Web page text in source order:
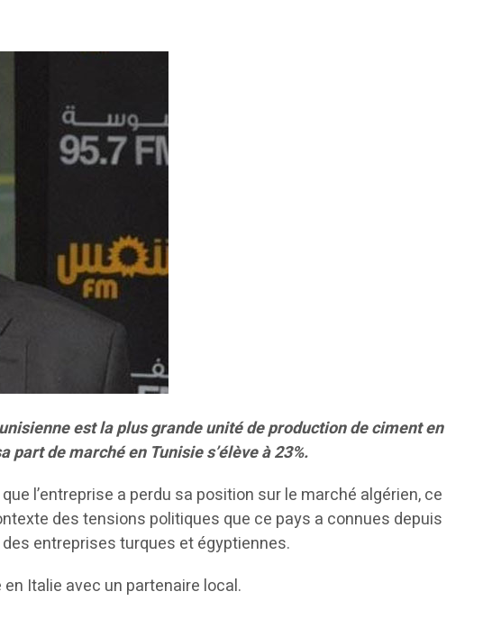
est la plus grande unité de production de ciment en
de marché en Tunisie s’élève à 23%.
l’entreprise a perdu sa position sur le marché algérien, ce
des tensions politiques que ce pays a connues depuis
entreprises turques et égyptiennes.
Italie avec un partenaire local.